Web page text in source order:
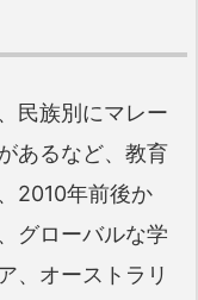
民族別にマレー
あるなど、教育
2010年前後か
グローバルな学
、オーストラリ